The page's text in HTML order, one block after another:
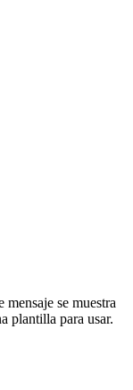
se muestra
plantilla para usar.